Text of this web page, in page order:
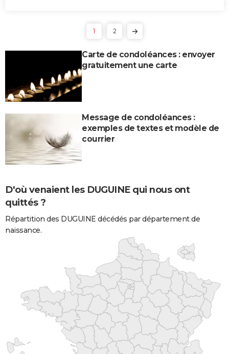
1 2
Carte de condoléances : envoyer
gratuitement une carte
Message de condoléances :
exemples de textes et modèle de
courrier
D'où venaient les DUGUINE qui nous ont
quittés ?
Répartition des DUGUINE décédés par département de
naissance.